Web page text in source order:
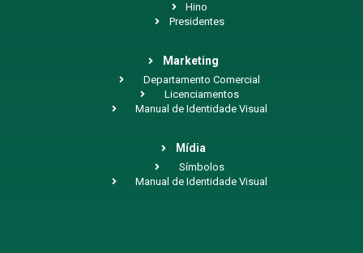
Hino
Presidentes
Marketing
Departamento Comercial
Licenciamentos
Manual de Identidade Visual
Mídia
Símbolos
Manual de Identidade Visual